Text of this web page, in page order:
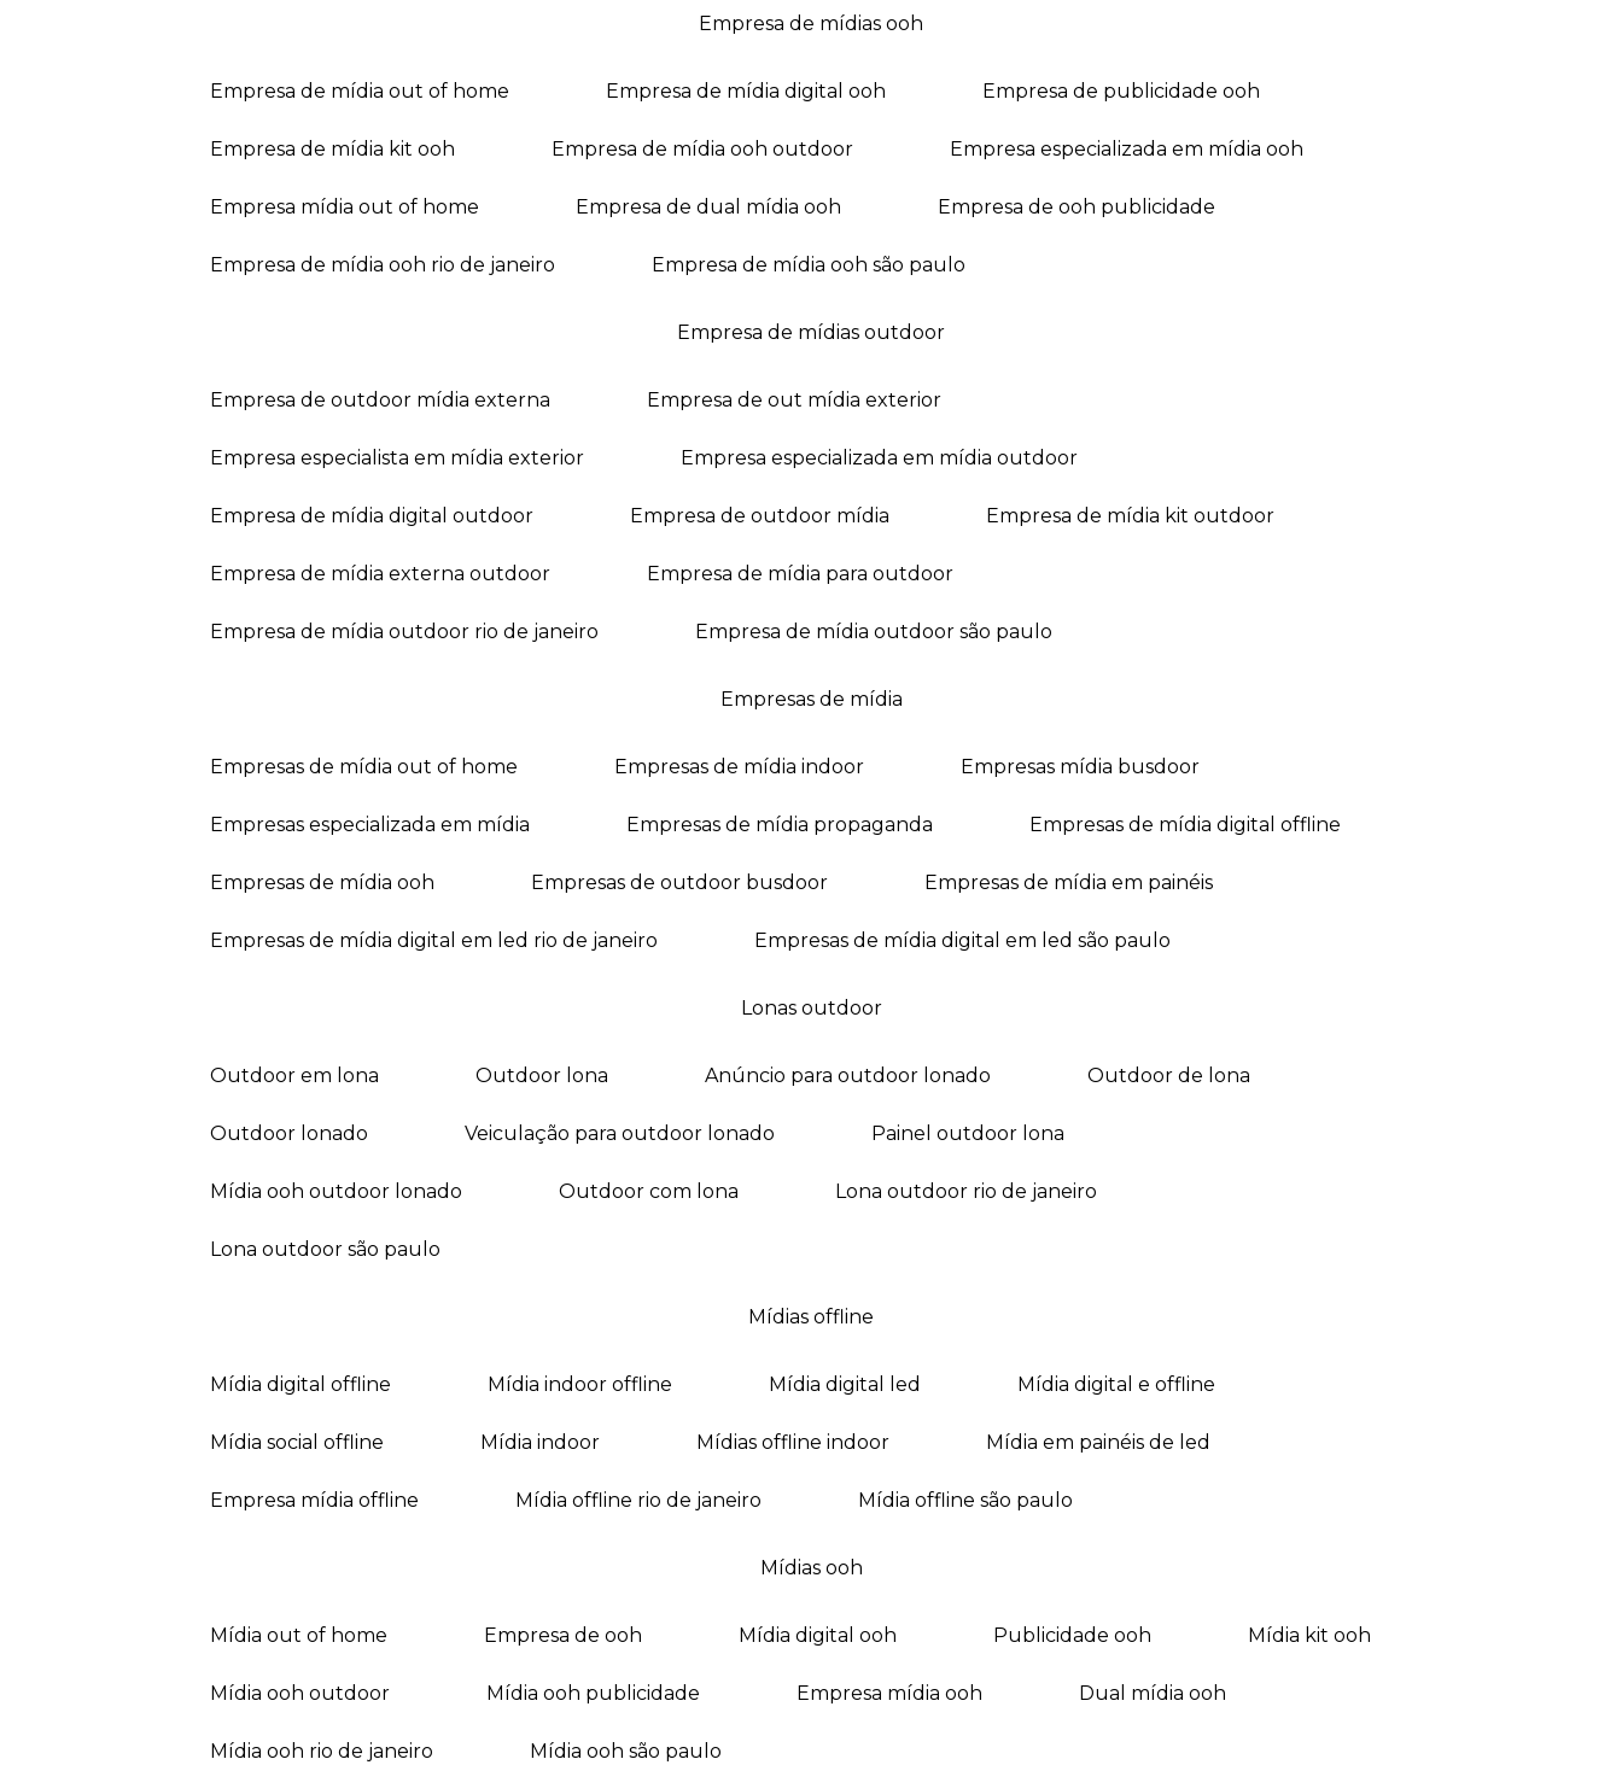
empresa de mídias ooh
empresa de mídia out of home empresa de mídia digital ooh empresa de publicidade ooh
empresa de mídia kit ooh empresa de mídia ooh outdoor empresa especializada em mídia ooh
empresa mídia out of home empresa de dual mídia ooh empresa de ooh publicidade
empresa de mídia ooh rio de janeiro empresa de mídia ooh são paulo
empresa de mídias outdoor
empresa de outdoor mídia externa empresa de out mídia exterior
empresa especialista em mídia exterior empresa especializada em mídia outdoor
empresa de mídia digital outdoor empresa de outdoor mídia empresa de mídia kit outdoor
empresa de mídia externa outdoor empresa de mídia para outdoor
empresa de mídia outdoor rio de janeiro empresa de mídia outdoor são paulo
empresas de mídia
empresas de mídia out of home empresas de mídia indoor empresas mídia busdoor
empresas especializada em mídia empresas de mídia propaganda empresas de mídia digital offline
empresas de mídia ooh empresas de outdoor busdoor empresas de mídia em painéis
empresas de mídia digital em led rio de janeiro empresas de mídia digital em led são paulo
lonas outdoor
outdoor em lona outdoor lona anúncio para outdoor lonado outdoor de lona
outdoor lonado veiculação para outdoor lonado painel outdoor lona
mídia ooh outdoor lonado outdoor com lona lona outdoor rio de janeiro
lona outdoor são paulo
mídias offline
mídia digital offline mídia indoor offline mídia digital led mídia digital e offline
mídia social offline mídia indoor mídias offline indoor mídia em painéis de led
empresa mídia offline mídia offline rio de janeiro mídia offline são paulo
mídias ooh
mídia out of home empresa de ooh mídia digital ooh publicidade ooh mídia kit ooh
mídia ooh outdoor mídia ooh publicidade empresa mídia ooh dual mídia ooh
mídia ooh rio de janeiro mídia ooh são paulo